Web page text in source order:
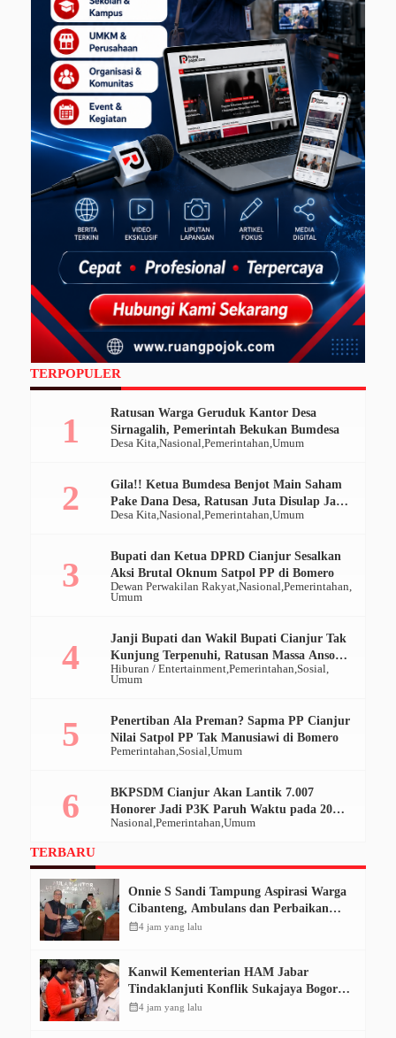
TERPOPULER
Desa Kita Nasional Pemerintahan Umum
Ratusan Warga Geruduk Kantor Desa
Sirnagalih, Pemerintah Bekukan Bumdesa
Desa Kita Nasional Pemerintahan Umum
Gila!! Ketua Bumdesa Benjot Main Saham
Pake Dana Desa, Ratusan Juta Disulap Jadi
Ratusan Ribu
Dewan Perwakilan Rakyat Nasional Pemerintahan
Umum
Bupati dan Ketua DPRD Cianjur Sesalkan
Aksi Brutal Oknum Satpol PP di Bomero
Hiburan / Entertainment Pemerintahan Sosial
Umum
Janji Bupati dan Wakil Bupati Cianjur Tak
Kunjung Terpenuhi, Ratusan Massa Ansor
Geruduk Pendopo
Pemerintahan Sosial Umum
Penertiban Ala Preman? Sapma PP Cianjur
Nilai Satpol PP Tak Manusiawi di Bomero
Nasional Pemerintahan Umum
BKPSDM Cianjur Akan Lantik 7.007
Honorer Jadi P3K Paruh Waktu pada 20
Desember 2025
TERBARU
Onnie S Sandi Tampung Aspirasi Warga
Cibanteng, Ambulans dan Perbaikan
Jalan Mencuat
calendar_month4 jam yang lalu
Kanwil Kementerian HAM Jabar
Tindaklanjuti Konflik Sukajaya Bogor,
Dorong Penyelesaian Berkeadilan
calendar_month4 jam yang lalu